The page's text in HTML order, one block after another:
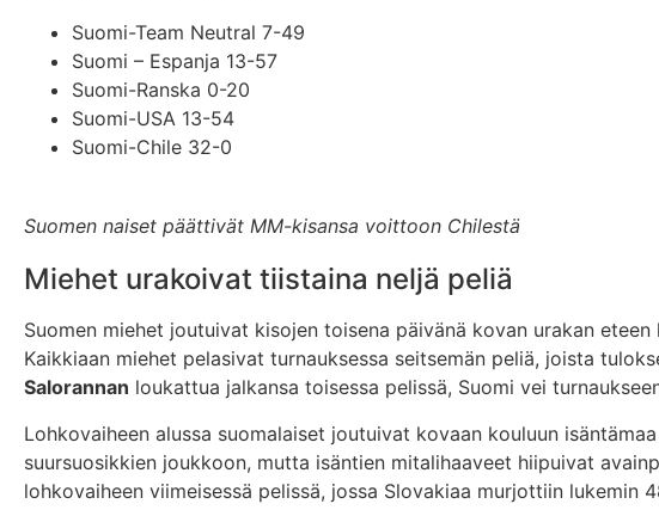
Suomi-Team Neutral 7-49
Suomi – Espanja 13-57
Suomi-Ranska 0-20
Suomi-USA 13-54
Suomi-Chile 32-0
Suomen naiset päättivät MM-kisansa voittoon Chilestä
Miehet urakoivat tiistaina neljä peliä
Suomen miehet joutuivat kisojen toisena päivänä kovan urakan
Kaikkiaan miehet pelasivat turnauksessa seitsemän peliä, joista
Salorannan loukattua jalkansa toisessa pelissä, Suomi vei
Lohkovaiheen alussa suomalaiset joutuivat kovaan kouluun
suursuosikkien joukkoon, mutta isäntien mitalihaaveet hiipuivat
lohkovaiheen viimeisessä pelissä, jossa Slovakiaa murjottiin lukemin